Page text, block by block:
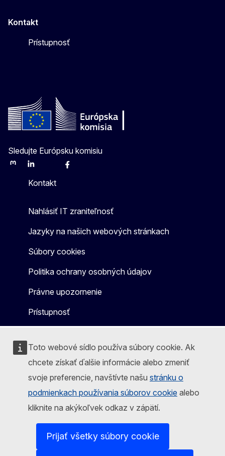
Toto webové sídlo používa súbory cookie. Ak
chcete získať ďalšie informácie alebo zmeniť
svoje preferencie, navštívte našu stránku o
podmienkach používania súborov cookie alebo
kliknite na akýkoľvek odkaz v zápätí.
Prijať všetky súbory cookie
Kontakt
Prístupnosť
Sledujte Európsku komisiu
MastodonLinkedInBlueskyFacebook
Kontakt
Nahlásiť IT zraniteľnosť
Jazyky na našich webových stránkach
Súbory cookies
Politika ochrany osobných údajov
Právne upozornenie
Prístupnosť